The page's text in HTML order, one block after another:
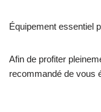
Équipement essentiel
Afin de profiter
recommandé de vous